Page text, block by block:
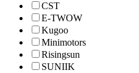
CST
E-TWOW
Kugoo
Minimotors
Risingsun
SUNIIK